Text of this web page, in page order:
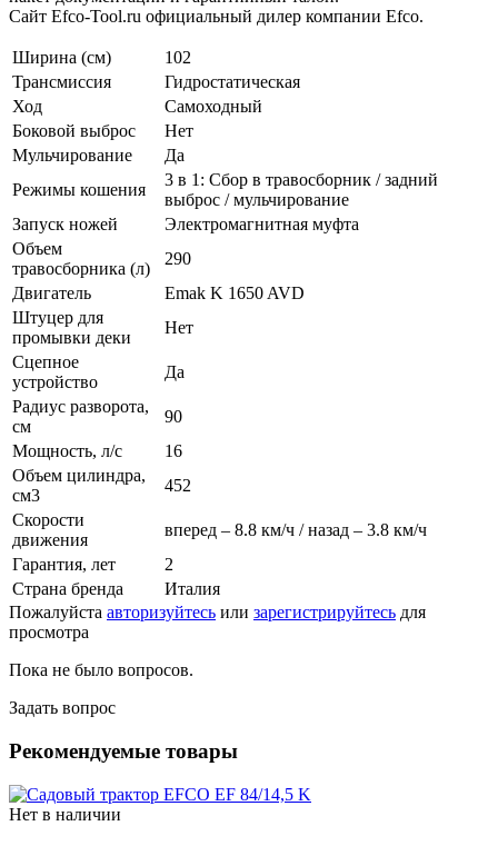
Сайт Efco-Tool.ru официальный дилер компании Efco.
Ширина (см)
102
Трансмиссия
Гидростатическая
Ход
Самоходный
Боковой выброс
Нет
Мульчирование
Да
Режимы кошения
3 в 1: Сбор в травосборник / задний
выброс / мульчирование
Запуск ножей
Электромагнитная муфта
Объем
травосборника (л)
290
Двигатель
Emak K 1650 AVD
Штуцер для
промывки деки
Нет
Сцепное
устройство
Да
Радиус разворота,
см
90
Мощность, л/с
16
Объем цилиндра,
см3
452
Скорости
движения
вперед – 8.8 км/ч / назад – 3.8 км/ч
Гарантия, лет
2
Страна бренда
Италия
Пожалуйста авторизуйтесь или зарегистрируйтесь для
просмотра
Пока не было вопросов.
Задать вопрос
Рекомендуемые товары
Нет в наличии